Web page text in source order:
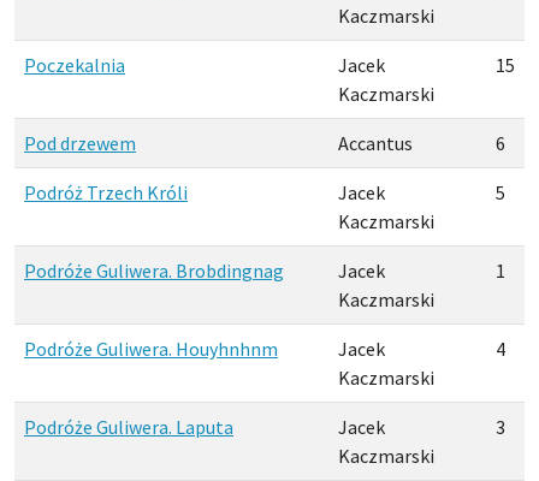
Kaczmarski
Poczekalnia
Jacek
Kaczmarski
15
Pod drzewem Accantus 6
Podróż Trzech Króli
Jacek
Kaczmarski
5
Podróże Guliwera. Brobdingnag
Jacek
Kaczmarski
1
Podróże Guliwera. Houyhnhnm
Jacek
Kaczmarski
4
Podróże Guliwera. Laputa
Jacek
Kaczmarski
3